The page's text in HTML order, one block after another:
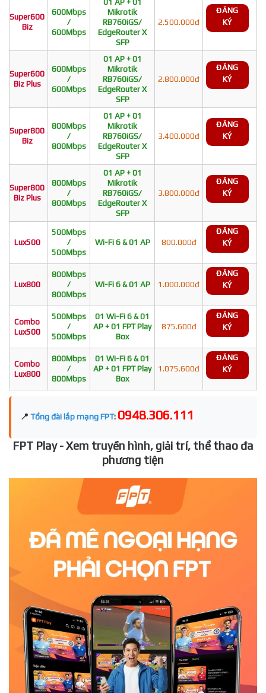
Super600
Biz
600Mbps
/
600Mbps
Mikrotik
RB760iGS/
EdgeRouter X
SFP
2.500.000đ
ĐĂNG
KÝ
Super600
Biz Plus
600Mbps
/
600Mbps
01 AP + 01
Mikrotik
RB760iGS/
EdgeRouter X
SFP
2.800.000đ
ĐĂNG
KÝ
Super800
Biz
800Mbps
/
800Mbps
01 AP + 01
Mikrotik
RB760iGS/
EdgeRouter X
SFP
3.400.000đ
ĐĂNG
KÝ
Super800
Biz Plus
800Mbps
/
800Mbps
01 AP + 01
Mikrotik
RB760iGS/
EdgeRouter X
SFP
3.800.000đ
ĐĂNG
KÝ
Lux500
500Mbps
/
500Mbps
Wi-Fi 6 & 01 AP 800.000đ
ĐĂNG
KÝ
Lux800
800Mbps
/
800Mbps
Wi-Fi 6 & 01 AP 1.000.000đ
ĐĂNG
KÝ
Combo
Lux500
500Mbps
/
500Mbps
01 Wi-Fi 6 & 01
AP + 01 FPT Play
Box
875.600đ
ĐĂNG
KÝ
Combo
Lux800
800Mbps
/
800Mbps
01 Wi-Fi 6 & 01
AP + 01 FPT Play
Box
1.075.600đ
ĐĂNG
KÝ
📍 Tổng đài lắp mạng FPT: 0948.306.111
FPT Play - Xem truyền hình, giải trí, thể thao đa
phương tiện